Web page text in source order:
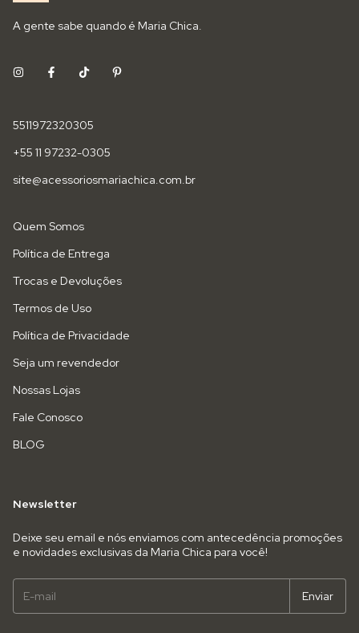
A gente sabe quando é Maria Chica.
5511972320305
+55 11 97232-0305
site@acessoriosmariachica.com.br
Quem Somos
Política de Entrega
Trocas e Devoluções
Termos de Uso
Política de Privacidade
Seja um revendedor
Nossas Lojas
Fale Conosco
BLOG
Newsletter
Deixe seu email e nós enviamos com antecedência promoções
e novidades exclusivas da Maria Chica para você!